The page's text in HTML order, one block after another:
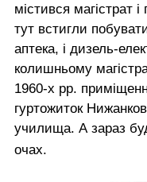
містився магістрат
тут встигли
аптека, і дизель-
колишньому
1960-х рр.
гуртожиток
училища. А зараз
очах.